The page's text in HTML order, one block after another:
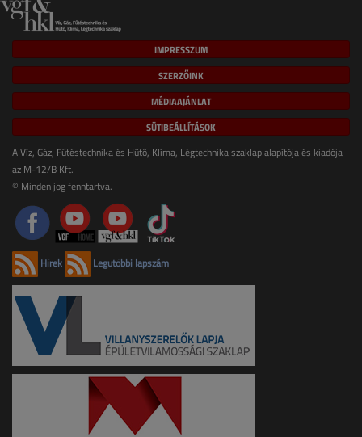
IMPRESSZUM
SZERZŐINK
MÉDIAAJÁNLAT
SÜTIBEÁLLÍTÁSOK
A Víz, Gáz, Fűtéstechnika és Hűtő, Klíma, Légtechnika szaklap alapítója és kiadója
az M-12/B Kft.
© Minden jog fenntartva.
Hírek Legutóbbi lapszám